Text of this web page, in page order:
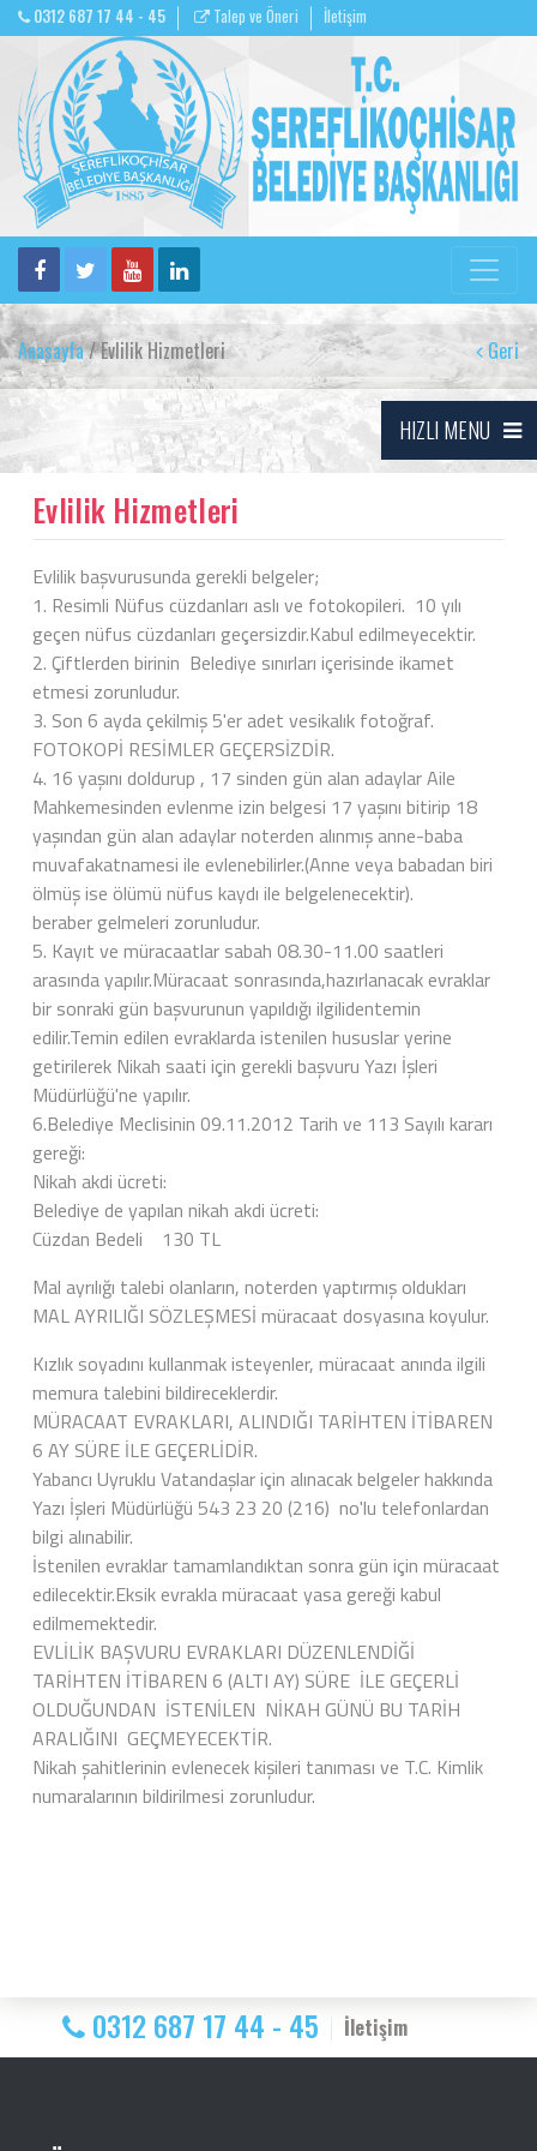
0312 687 17 44 - 45 Talep ve Öneri İletişim
Anasayfa/ Evlilik Hizmetleri Geri
HIZLI MENU
Evlilik Hizmetleri
Evlilik başvurusunda gerekli belgeler;
1. Resimli Nüfus cüzdanları aslı ve fotokopileri. 10 yılı
geçen nüfus cüzdanları geçersizdir.Kabul edilmeyecektir.
2. Çiftlerden birinin Belediye sınırları içerisinde ikamet
etmesi zorunludur.
3. Son 6 ayda çekilmiş 5'er adet vesikalık fotoğraf.
FOTOKOPİ RESİMLER GEÇERSİZDİR.
4. 16 yaşını doldurup , 17 sinden gün alan adaylar Aile
Mahkemesinden evlenme izin belgesi 17 yaşını bitirip 18
yaşından gün alan adaylar noterden alınmış anne-baba
muvafakatnamesi ile evlenebilirler.(Anne veya babadan biri
ölmüş ise ölümü nüfus kaydı ile belgelenecektir).
beraber gelmeleri zorunludur.
5. Kayıt ve müracaatlar sabah 08.30-11.00 saatleri
arasında yapılır.Müracaat sonrasında,hazırlanacak evraklar
bir sonraki gün başvurunun yapıldığı ilgilidentemin
edilir.Temin edilen evraklarda istenilen hususlar yerine
getirilerek Nikah saati için gerekli başvuru Yazı İşleri
Müdürlüğü'ne yapılır.
6.Belediye Meclisinin 09.11.2012 Tarih ve 113 Sayılı kararı
gereği:
Nikah akdi ücreti:
Belediye de yapılan nikah akdi ücreti:
Cüzdan Bedeli 130 TL
Mal ayrılığı talebi olanların, noterden yaptırmış oldukları
MAL AYRILIĞI SÖZLEŞMESİ müracaat dosyasına koyulur.
Kızlık soyadını kullanmak isteyenler, müracaat anında ilgili
memura talebini bildireceklerdir.
MÜRACAAT EVRAKLARI, ALINDIĞI TARİHTEN İTİBAREN
6 AY SÜRE İLE GEÇERLİDİR.
Yabancı Uyruklu Vatandaşlar için alınacak belgeler hakkında
Yazı İşleri Müdürlüğü 543 23 20 (216) no'lu telefonlardan
bilgi alınabilir.
İstenilen evraklar tamamlandıktan sonra gün için müracaat
edilecektir.Eksik evrakla müracaat yasa gereği kabul
edilmemektedir.
EVLİLİK BAŞVURU EVRAKLARI DÜZENLENDİĞİ
TARİHTEN İTİBAREN 6 (ALTI AY) SÜRE İLE GEÇERLİ
OLDUĞUNDAN İSTENİLEN NİKAH GÜNÜ BU TARİH
ARALIĞINI GEÇMEYECEKTİR.
Nikah şahitlerinin evlenecek kişileri tanıması ve T.C. Kimlik
numaralarının bildirilmesi zorunludur.
0312 687 17 44 - 45 İletişim